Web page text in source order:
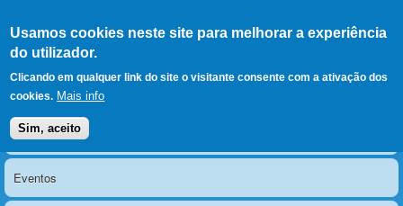
Usamos cookies neste site para melhorar a experiência
do utilizador.
Clicando em qualquer link do site o visitante consente com a ativação dos
cookies. Mais info
Sim, aceito
LERPARAVER , ir para a
página principal
O portal da visão diferente
Menu principal
Notícias
Eventos